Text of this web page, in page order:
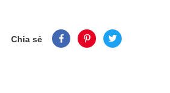
Chia sẻ